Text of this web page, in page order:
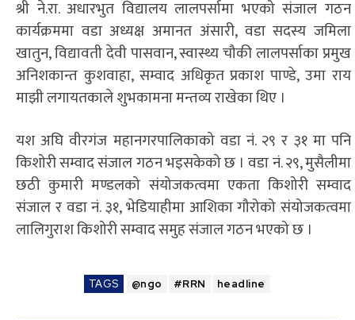
श्री ने.रा. अधारभुत विद्यालय लालपर्सामा भएको संजाल गठन
कार्यक्रममा वडा अध्यक्ष अमानत अंसारी, वडा सदस्य जमिला
खातुन, विद्यावती देवी पासवान, स्वास्थ्य चौकी लालपर्साका प्रमुख
अनिशकान्त कुशवाहा, सम्वाद अधिकृत प्रकाश पाण्डे, उमा राय
माझी लगायतकाले शुभकामना मन्तव्य राखेका थिए ।
यश अघि वीरगंज महानगरपालिकाको वडा नं. २९ र ३१ मा पनि
किशोरी सम्वाद संजाल गठन भइसकेको छ । वडा नं. २९, मुसैलीमा
छठी कुमारी मण्डलको संयोजकत्वमा एकता किशोरी सम्वाद
संजाल र वडा नं. ३१, भेडियाहीमा आशिका गौरोको संयोजकत्वमा
लालिगुराश किशोरी सम्वाद समुह संजाल गठन भएको छ ।
TAGS @ngo #RRN headline